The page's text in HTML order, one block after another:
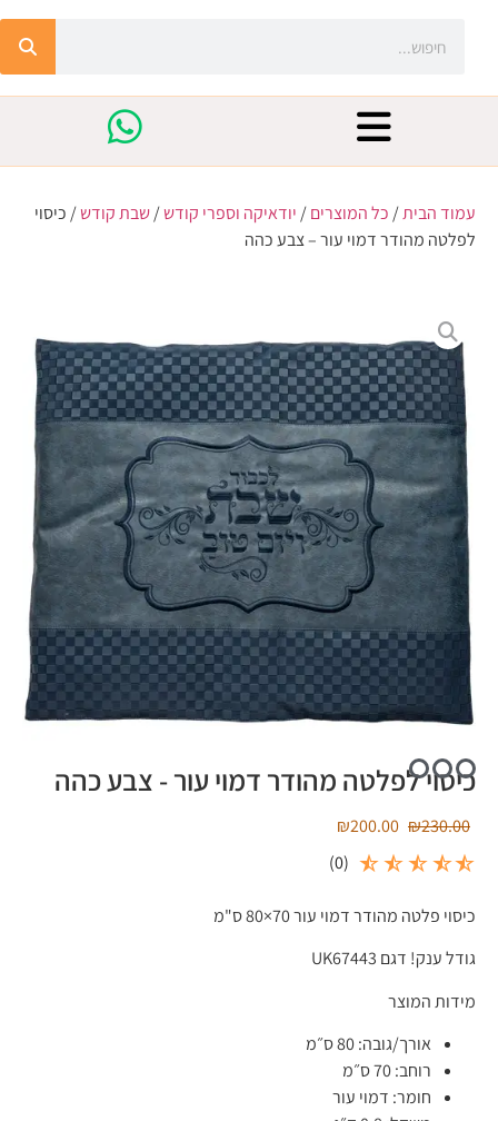
עמוד הבית/ כל המוצרים/ יודאיקה וספרי קודש/שבת קודש/ כיסוי
לפלטה מהודר דמוי עור – צבע כהה
כיסוי לפלטה מהודר דמוי עור - צבע כהה
₪230.00
₪200.00
(
0
)
כיסוי פלטה מהודר דמוי עור 70×80 ס"מ
גודל ענק! דגם UK67443
מידות המוצר
אורך/גובה:80 ס״מ
רוחב:70 ס״מ
חומר: דמוי עור